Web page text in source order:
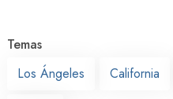
Temas
Los Ángeles
California